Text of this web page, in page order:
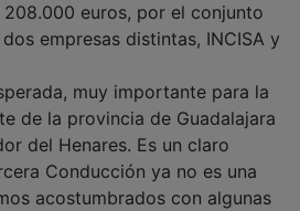
euros, por el conjunto
empresas distintas, INCISA y
muy importante para la
de la provincia de Guadalajara
del Henares. Es un claro
Conducción ya no es una
acostumbrados con algunas